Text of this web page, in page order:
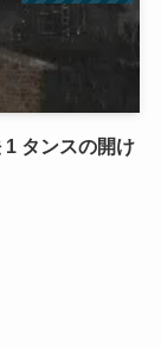
タンスの開け